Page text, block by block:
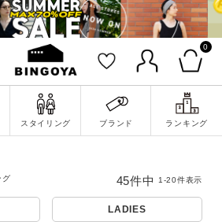
0
スタイリング ブランド ランキング
LADIES
45件中 1-20件表示